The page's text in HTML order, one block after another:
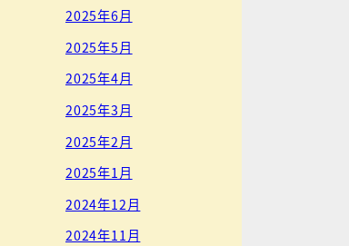
2025年6月
2025年5月
2025年4月
2025年3月
2025年2月
2025年1月
2024年12月
2024年11月